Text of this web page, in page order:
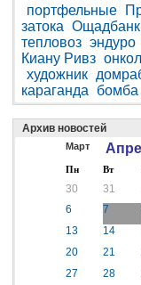
портфельные
затока Ощадбанк
тепловоз эндуро
Киану Ривз
художник
караганда
бомба
Архив новостей
Март
Пн Вт
30 31
6
7
13
14
20
21
27
28